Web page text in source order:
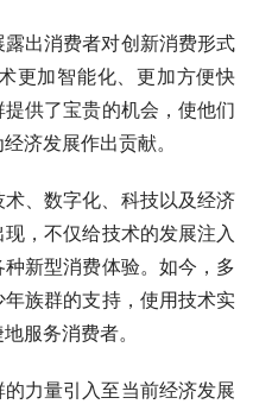
出消费者对创新消费形式
更加智能化、更加方便快
供了宝贵的机会，使他们
济发展作出贡献。
、数字化、科技以及经济
，不仅给技术的发展注入
新型消费体验。如今，多
族群的支持，使用技术实
服务消费者。
力量引入至当前经济发展